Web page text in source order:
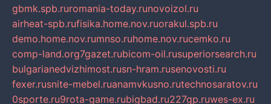
gbmk.spb.ruromania-today.runovoizol.ru
airheat-spb.rufisika.home.nov.ruorakul.spb.ru
demo.home.nov.rumnso.ruhome.nov.rucemko.ru
comp-land.org7gazet.rubicom-oil.rusuperiorsearch.ru
bulgarianedvizhimost.rusn-hram.rusenovosti.ru
fexer.rusnite-mebel.ruanamvkusno.rutechnosaratov.ru
0sporte.ru9rota-game.rubigbad.ru227gp.ruwes-ex.ru